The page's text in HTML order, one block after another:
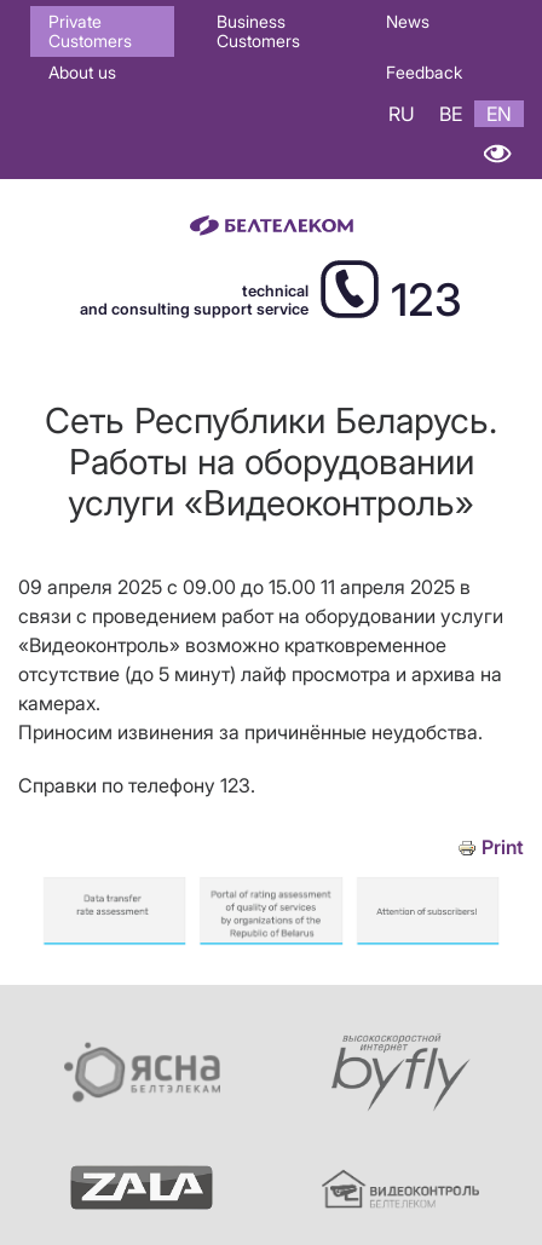
Основная
навигация
Private
Customers
Business
Customers
News
About us Feedback
RU BE EN
technical
and consulting support service
123
Сеть Республики Беларусь.
Работы на оборудовании
услуги «Видеоконтроль»
09 апреля 2025 с 09.00 до 15.00 11 апреля 2025 в
связи с проведением работ на оборудовании услуги
«Видеоконтроль» возможно кратковременное
отсутствие (до 5 минут) лайф просмотра и архива на
камерах.
Приносим извинения за причинённые неудобства.
Справки по телефону 123.
Print